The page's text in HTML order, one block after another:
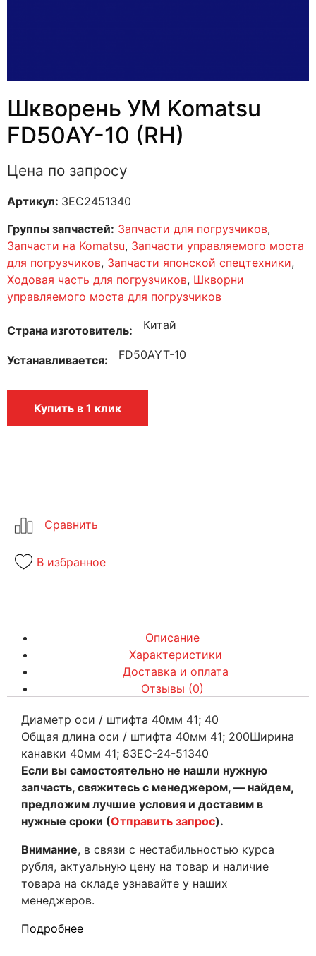
Шкворень УМ Komatsu
FD50AY-10 (RH)
Цена по запросу
Артикул: 3EC2451340
Группы запчастей: Запчасти для погрузчиков,
Запчасти на Komatsu, Запчасти управляемого моста
для погрузчиков, Запчасти японской спецтехники,
Ходовая часть для погрузчиков, Шкворни
управляемого моста для погрузчиков
Страна изготовитель Китай
Устанавливается FD50AYT-10
Купить в 1 клик
В избранное
Описание
Характеристики
Доставка и оплата
Отзывы (0)
Диаметр оси / штифта 40мм 41; 40
Общая длина оси / штифта 40мм 41; 200Ширина
канавки 40мм 41; 83EC-24-51340
Если вы самостоятельно не нашли нужную
запчасть, свяжитесь с менеджером, — найдем,
предложим лучшие условия и доставим в
нужные сроки (Отправить запрос).
Внимание, в связи с нестабильностью курса
рубля, актуальную цену на товар и наличие
товара на складе узнавайте у наших
менеджеров.
Подробнее